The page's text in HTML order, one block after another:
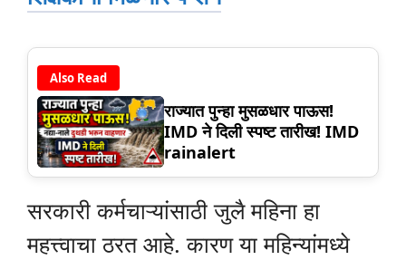
Also Read
राज्यात पुन्हा मुसळधार पाऊस!
IMD ने दिली स्पष्ट तारीख! IMD
rainalert
सरकारी कर्मचाऱ्यांसाठी जुलै महिना हा
महत्त्वाचा ठरत आहे. कारण या महिन्यांमध्ये